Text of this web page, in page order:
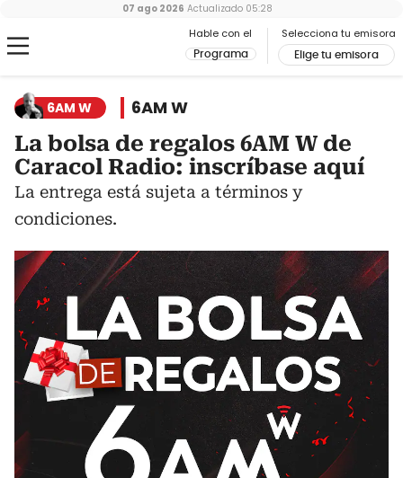
Hable con el
Programa
Selecciona tu emisora
Elige tu emisora
07 ago 2026 Actualizado 05:28
6AM W 6AM W
La bolsa de regalos 6AM W de
Caracol Radio: inscríbase aquí
La entrega está sujeta a términos y
condiciones.